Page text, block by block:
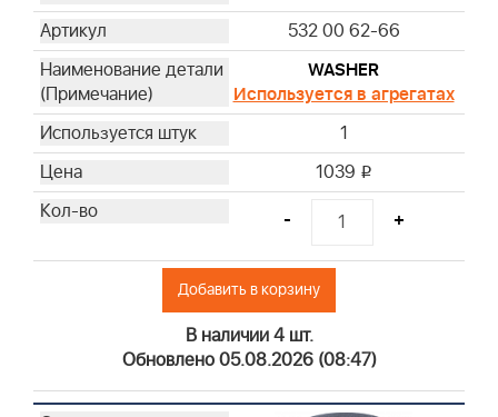
532 00 62-66
WASHER
Используется в агрегатах
1
1039 i
- +
Добавить в корзину
В наличии 4 шт.
Обновлено 05.08.2026 (08:47)